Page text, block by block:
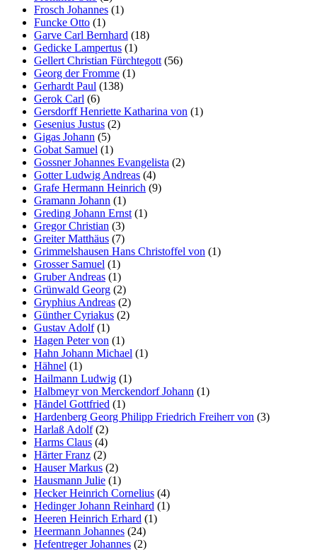
Frosch Johannes (1)
Funcke Otto (1)
Garve Carl Bernhard (18)
Gedicke Lampertus (1)
Gellert Christian Fürchtegott (56)
Georg der Fromme (1)
Gerhardt Paul (138)
Gerok Carl (6)
Gersdorff Henriette Katharina von (1)
Gesenius Justus (2)
Gigas Johann (5)
Gobat Samuel (1)
Gossner Johannes Evangelista (2)
Gotter Ludwig Andreas (4)
Grafe Hermann Heinrich (9)
Gramann Johann (1)
Greding Johann Ernst (1)
Gregor Christian (3)
Greiter Matthäus (7)
Grimmelshausen Hans Christoffel von (1)
Grosser Samuel (1)
Gruber Andreas (1)
Grünwald Georg (2)
Gryphius Andreas (2)
Günther Cyriakus (2)
Gustav Adolf(1)
Hagen Peter von (1)
Hahn Johann Michael (1)
Hähnel (1)
Hailmann Ludwig (1)
Halbmeyr von Merckendorf Johann (1)
Händel Gottfried (1)
Hardenberg Georg Philipp Friedrich Freiherr von (3)
Harlaß Adolf(2)
Harms Claus (4)
Härter Franz (2)
Hauser Markus (2)
Hausmann Julie (1)
Hecker Heinrich Cornelius (4)
Hedinger Johann Reinhard (1)
Heeren Heinrich Erhard (1)
Heermann Johannes (24)
Hefentreger Johannes (2)